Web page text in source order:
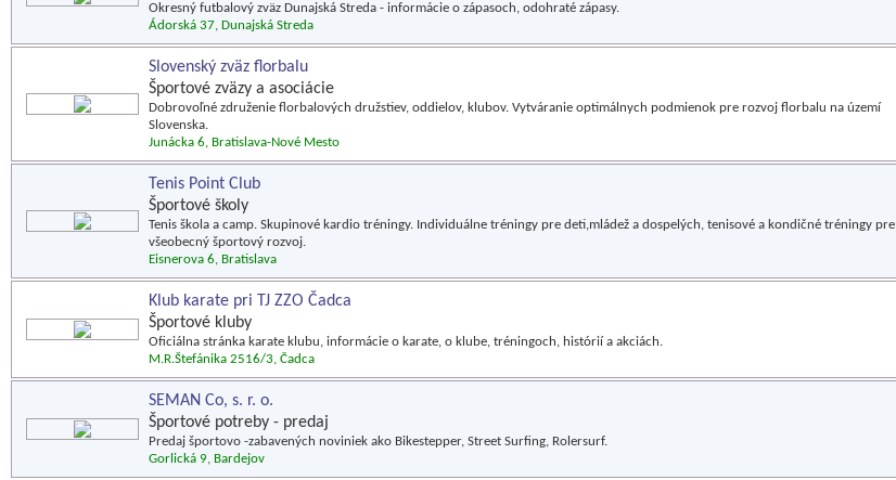
Okresný futbalový zväz Dunajská Streda - informácie o zápasoch, odohraté zápasy.
Ádorská 37, Dunajská Streda
Slovenský zväz florbalu
Športové zväzy a asociácie
Dobrovoľné združenie florbalových družstiev, oddielov, klubov. Vytváranie optimálnych podmienok pre rozvoj florbalu na území
Slovenska.
Junácka 6, Bratislava-Nové Mesto
Tenis Point Club
Športové školy
Tenis škola a camp. Skupinové kardio tréningy. Individuálne tréningy pre deti,mládež a dospelých, tenisové a kondičné tréningy pre
všeobecný športový rozvoj.
Eisnerova 6, Bratislava
Klub karate pri TJ ZZO Čadca
Športové kluby
Oficiálna stránka karate klubu, informácie o karate, o klube, tréningoch, histórií a akciách.
M.R.Štefánika 2516/3, Čadca
SEMAN Co, s. r. o.
Športové potreby - predaj
Predaj športovo -zabavených noviniek ako Bikestepper, Street Surfing, Rolersurf.
Gorlická 9, Bardejov